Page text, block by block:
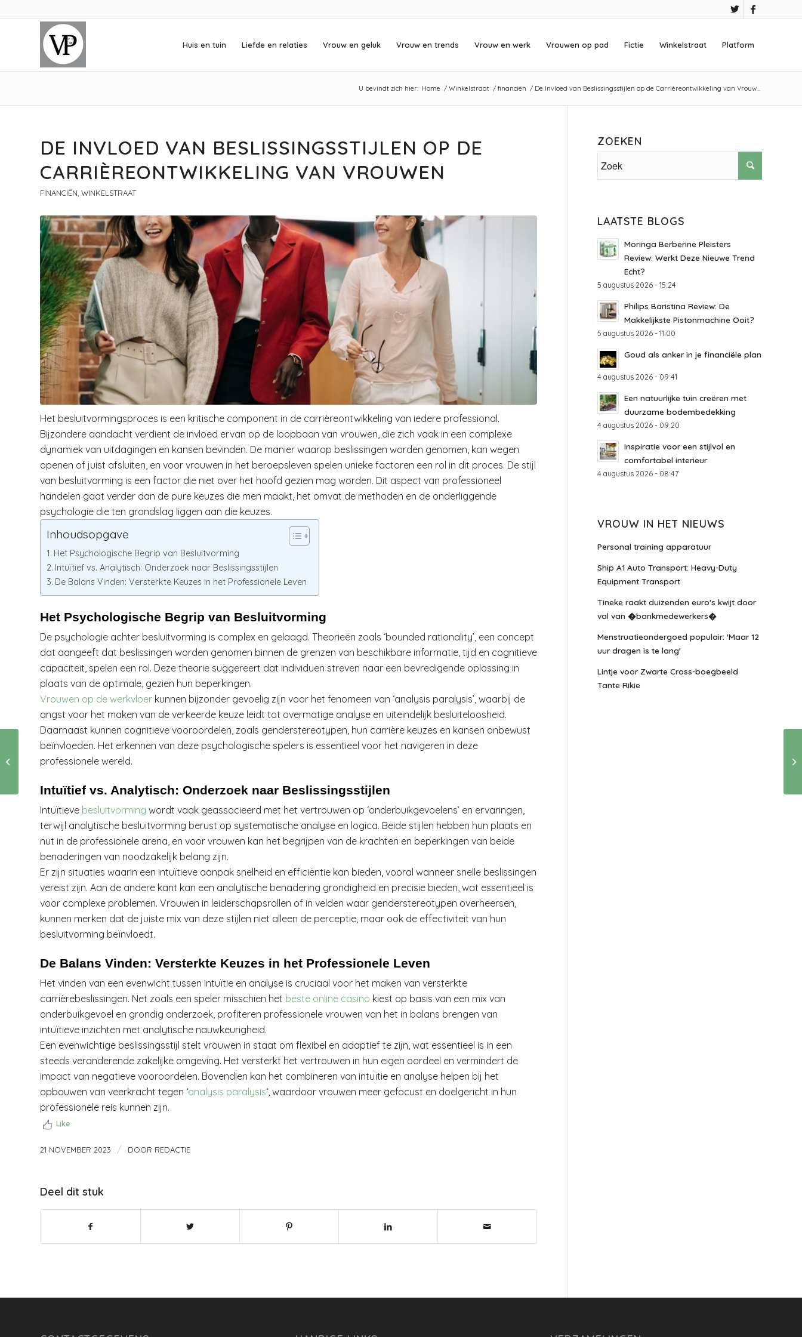
Huis en tuin Liefde en relaties Vrouw en geluk Vrouw en trends Vrouw en werk Vrouwen op pad Fictie Winkelstraat Platform
U bevindt zich hier: Home / Winkelstraat / financiën / De Invloed van Beslissingsstijlen op de Carrièreontwikkeling van Vrouw...
DE INVLOED VAN BESLISSINGSSTIJLEN OP DE
CARRIÈREONTWIKKELING VAN VROUWEN
FINANCIËN WINKELSTRAAT
Het besluitvormingsproces is een kritische component in de carrièreontwikkeling van iedere professional.
Bijzondere aandacht verdient de invloed ervan op de loopbaan van vrouwen, die zich vaak in een complexe
dynamiek van uitdagingen en kansen bevinden. De manier waarop beslissingen worden genomen, kan wegen
openen of juist afsluiten, en voor vrouwen in het beroepsleven spelen unieke factoren een rol in dit proces. De stijl
van besluitvorming is een factor die niet over het hoofd gezien mag worden. Dit aspect van professioneel
handelen gaat verder dan de pure keuzes die men maakt, het omvat de methoden en de onderliggende
psychologie die ten grondslag liggen aan die keuzes.
Inhoudsopgave
Het Psychologische Begrip van Besluitvorming
Intuïtief vs. Analytisch: Onderzoek naar Beslissingsstijlen
De Balans Vinden: Versterkte Keuzes in het Professionele Leven
Het Psychologische Begrip van Besluitvorming
De psychologie achter besluitvorming is complex en gelaagd. Theorieën zoals ‘bounded rationality’, een concept
dat aangeeft dat beslissingen worden genomen binnen de grenzen van beschikbare informatie, tijd en cognitieve
capaciteit, spelen een rol. Deze theorie suggereert dat individuen streven naar een bevredigende oplossing in
plaats van de optimale, gezien hun beperkingen.
Vrouwen op de werkvloer kunnen bijzonder gevoelig zijn voor het fenomeen van ‘analysis paralysis’, waarbij de
angst voor het maken van de verkeerde keuze leidt tot overmatige analyse en uiteindelijk besluiteloosheid.
Daarnaast kunnen cognitieve vooroordelen, zoals genderstereotypen, hun carrière keuzes en kansen onbewust
beïnvloeden. Het erkennen van deze psychologische spelers is essentieel voor het navigeren in deze
professionele wereld.
Intuïtief vs. Analytisch: Onderzoek naar Beslissingsstijlen
Intuïtieve besluitvorming wordt vaak geassocieerd met het vertrouwen op ‘onderbuikgevoelens’ en ervaringen,
terwijl analytische besluitvorming berust op systematische analyse en logica. Beide stijlen hebben hun plaats en
nut in de professionele arena, en voor vrouwen kan het begrijpen van de krachten en beperkingen van beide
benaderingen van noodzakelijk belang zijn.
Er zijn situaties waarin een intuïtieve aanpak snelheid en efficiëntie kan bieden, vooral wanneer snelle beslissingen
vereist zijn. Aan de andere kant kan een analytische benadering grondigheid en precisie bieden, wat essentieel is
voor complexe problemen. Vrouwen in leiderschapsrollen of in velden waar genderstereotypen overheersen,
kunnen merken dat de juiste mix van deze stijlen niet alleen de perceptie, maar ook de effectiviteit van hun
besluitvorming beïnvloedt.
De Balans Vinden: Versterkte Keuzes in het Professionele Leven
Het vinden van een evenwicht tussen intuïtie en analyse is cruciaal voor het maken van versterkte
carrièrebeslissingen. Net zoals een speler misschien het beste online casino kiest op basis van een mix van
onderbuikgevoel en grondig onderzoek, profiteren professionele vrouwen van het in balans brengen van
intuïtieve inzichten met analytische nauwkeurigheid.
Een evenwichtige beslissingsstijl stelt vrouwen in staat om flexibel en adaptief te zijn, wat essentieel is in een
steeds veranderende zakelijke omgeving. Het versterkt het vertrouwen in hun eigen oordeel en vermindert de
impact van negatieve vooroordelen. Bovendien kan het combineren van intuïtie en analyse helpen bij het
opbouwen van veerkracht tegen ‘analysis paralysis‘, waardoor vrouwen meer gefocust en doelgericht in hun
professionele reis kunnen zijn.
Like
21 NOVEMBER 2023 / DOOR REDACTIE
Deel dit stuk
ZOEKEN
LAATSTE BLOGS
Moringa Berberine Pleisters
Review: Werkt Deze Nieuwe Trend
Echt?
5 augustus 2026 - 15:24
Philips Baristina Review: De
Makkelijkste Pistonmachine Ooit?
5 augustus 2026 - 11:00
Goud als anker in je financiële plan
4 augustus 2026 - 09:41
Een natuurlijke tuin creëren met
duurzame bodembedekking
4 augustus 2026 - 09:20
Inspiratie voor een stijlvol en
comfortabel interieur
4 augustus 2026 - 08:47
VROUW IN HET NIEUWS
Personal training apparatuur
Ship A1 Auto Transport: Heavy-Duty
Equipment Transport
Tineke raakt duizenden euro's kwijt door
val van �bankmedewerkers�
Menstruatieondergoed populair: 'Maar 12
uur dragen is te lang'
Lintje voor Zwarte Cross-boegbeeld
Tante Rikie
Leuke activiteiten
voor in de winter